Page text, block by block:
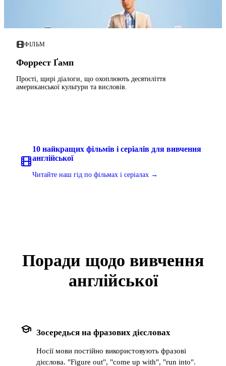
ФІЛЬМ
Форрест Ґамп
Прості, щирі діалоги, що охоплюють десятиліття
американської культури та висловів.
10 найкращих фільмів і серіалів для вивчення
англійської
Читайте наш гід по фільмах і серіалах →
Поради щодо вивчення
англійської
school Зосередься на фразових дієсловах
Носії мови постійно використовують фразові
дієслова. "Figure out", "come up with", "run into".